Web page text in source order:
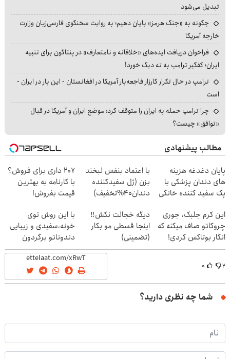
تبدیل می‌شود
چگونه به «جنگ هرمز» پایان دهیم؛ به روایت سخنگوی فارسی‌زبان وزارت
خارجه آمریکا
فراخوان دریافت ایده‌های «خلاقانه و نامتعارف» در پنتاگون برای تنبیه
ایران؛ کفگیر ترامپ به ته دیگ خورد!
ترامپ در حال تکرار کارزار فاجعه‌بار آمریکا در افغانستان - این بار در ایران -
است
چرا ترامپ حمله به ایران را متوقف کرد؛ موضع ایران و آمریکا در قبال
«توافق» چیست؟
مطالب پیشنهادی
پایان دغدغه هزینه
های دندان پزشکی با
پک سفید کننده خانگی
با اعتماد بنفس لبخند
بزن (ژل سفیدکننده
دندان40%تخفیف)
207 داری برای فروش؟
با کارنامه به بهترین
قیمت بفروش!
این کرم جلبک، جوری
چروکاتو صاف میکنه که
انگار بوتاکس کردی!
(تخفیف ویژه)
دیگه خجالت نکش‼️
اینجا قسطی مو بکار
(تضمینی)
با این روش توی
خونه،سفیدی و زیبایی
دندوناتو برگردون
(40%off)
۲ ۰
شما چه نظری دارید؟